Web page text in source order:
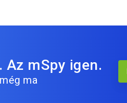
mSpy igen.
ma